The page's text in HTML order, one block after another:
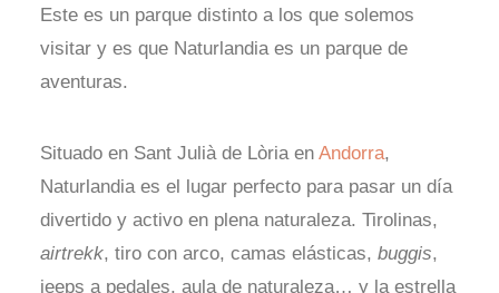
Este es un parque distinto a los que solemos
visitar y es que Naturlandia es un parque de
aventuras.
Situado en Sant Julià de Lòria en Andorra,
Naturlandia es el lugar perfecto para pasar un día
divertido y activo en plena naturaleza. Tirolinas,
airtrekk, tiro con arco, camas elásticas, buggis,
jeeps a pedales, aula de naturaleza… y la estrella